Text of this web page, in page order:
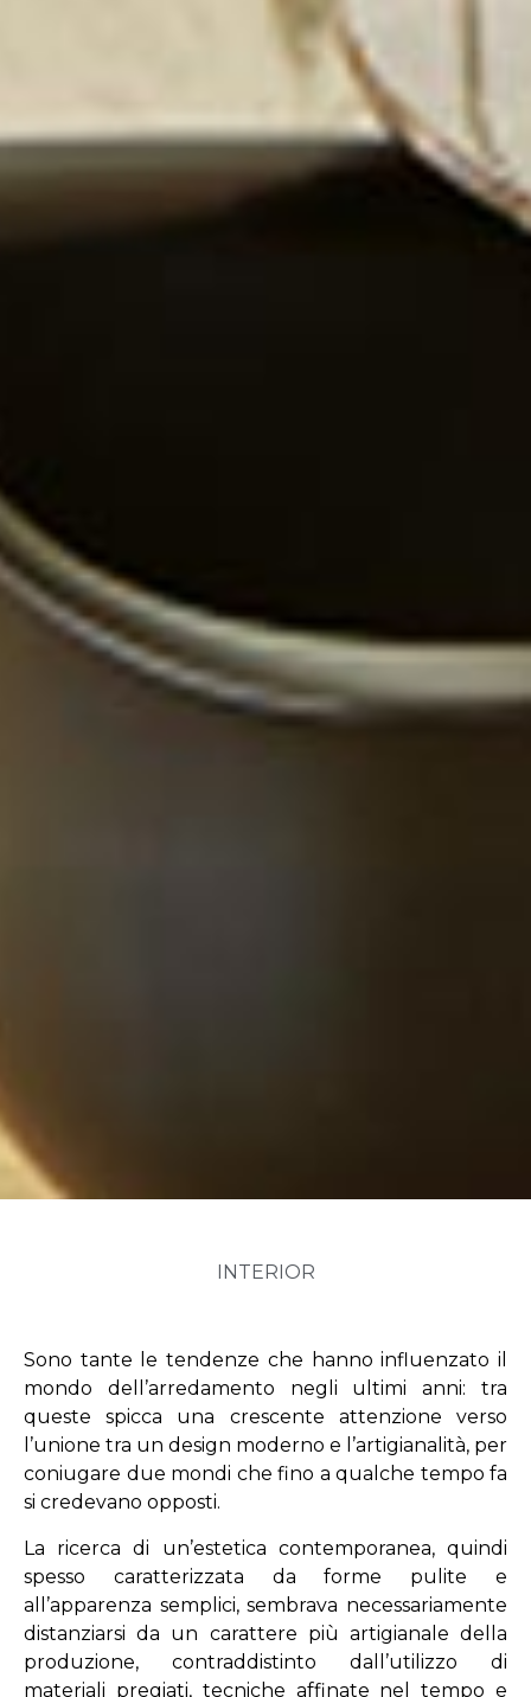
INTERIOR
Sono tante le tendenze che hanno influenzato il
mondo dell’arredamento negli ultimi anni: tra
queste spicca una crescente attenzione verso
l’unione tra un design moderno e l’artigianalità, per
coniugare due mondi che fino a qualche tempo fa
si credevano opposti.
La ricerca di un’estetica contemporanea, quindi
spesso caratterizzata da forme pulite e
all’apparenza semplici, sembrava necessariamente
distanziarsi da un carattere più artigianale della
produzione, contraddistinto dall’utilizzo di
materiali pregiati, tecniche affinate nel tempo e